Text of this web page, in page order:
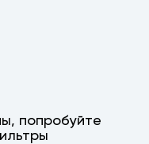
попробуйте